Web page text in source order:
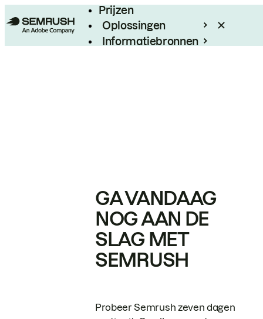
Prijzen
Oplossingen
Informatiebronnen
GA VANDAAG
NOG AAN DE
SLAG MET
SEMRUSH
Probeer Semrush zeven dagen